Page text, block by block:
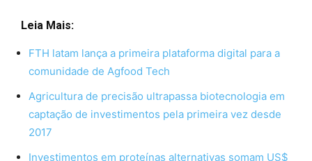
Leia Mais:
FTH latam lança a primeira plataforma digital para a
comunidade de Agfood Tech
Agricultura de precisão ultrapassa biotecnologia em
captação de investimentos pela primeira vez desde
2017
Investimentos em proteínas alternativas somam US$